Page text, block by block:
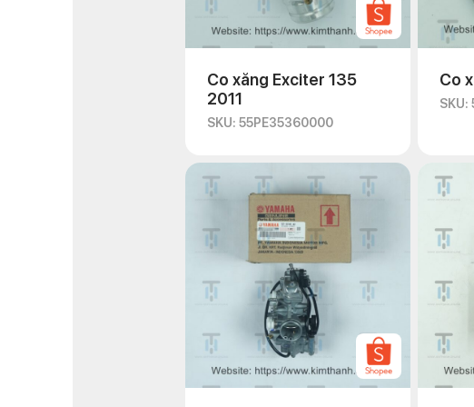
Khi lựa chọn co xăng cho xe
Chọn sản phẩm từ những
Đảm bảo rằng co xăng bạn
thống nhiên liệu khác nhau.
Kiểm tra chất liệu và quá
hành ổn định.
Có thể tìm hiểu ý kiến và
Co xăng Exciter 135
2011
SKU: 55PE35360000
Co